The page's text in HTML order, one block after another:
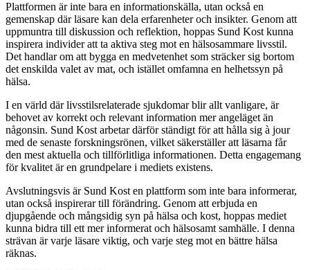
Plattformen är inte bara en informationskälla, utan också en
gemenskap där läsare kan dela erfarenheter och insikter. Genom att
uppmuntra till diskussion och reflektion, hoppas Sund Kost kunna
inspirera individer att ta aktiva steg mot en hälsosammare livsstil.
Det handlar om att bygga en medvetenhet som sträcker sig bortom
det enskilda valet av mat, och istället omfamna en helhetssyn på
hälsa.
I en värld där livsstilsrelaterade sjukdomar blir allt vanligare, är
behovet av korrekt och relevant information mer angeläget än
någonsin. Sund Kost arbetar därför ständigt för att hålla sig à jour
med de senaste forskningsrönen, vilket säkerställer att läsarna får
den mest aktuella och tillförlitliga informationen. Detta engagemang
för kvalitet är en grundpelare i mediets existens.
Avslutningsvis är Sund Kost en plattform som inte bara informerar,
utan också inspirerar till förändring. Genom att erbjuda en
djupgående och mångsidig syn på hälsa och kost, hoppas mediet
kunna bidra till ett mer informerat och hälsosamt samhälle. I denna
strävan är varje läsare viktig, och varje steg mot en bättre hälsa
räknas.